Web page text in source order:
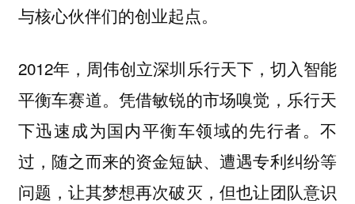
与核心伙伴们的创业起点。
2012年，周伟创立深圳乐行天下，切入智能
平衡车赛道。凭借敏锐的市场嗅觉，乐行天
下迅速成为国内平衡车领域的先行者。不
过，随之而来的资金短缺、遭遇专利纠纷等
问题，让其梦想再次破灭，但也让团队意识